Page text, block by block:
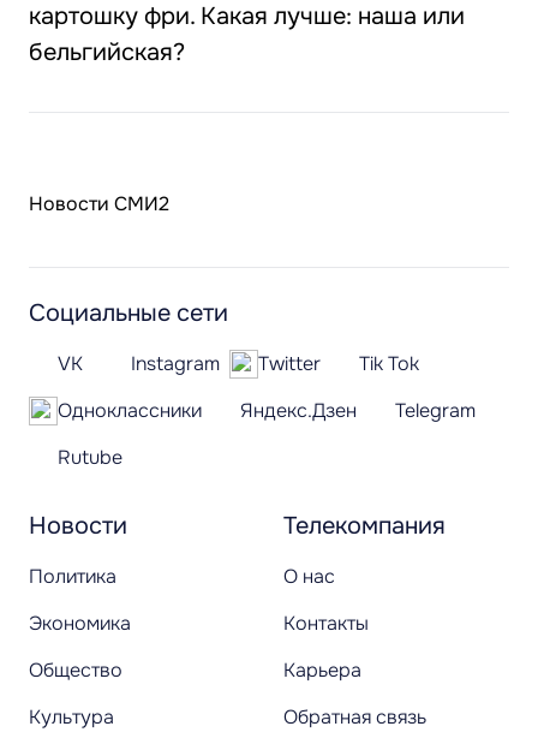
картошку фри. Какая лучше: наша или
бельгийская?
Новости СМИ2
Новости
Политика
Экономика
Общество
Культура
Телекомпания
О нас
Контакты
Карьера
Обратная связь
Социальные сети
VK Instagram Twitter
Tik Tok
Одноклассники
Яндекс.Дзен
Telegram
Rutube